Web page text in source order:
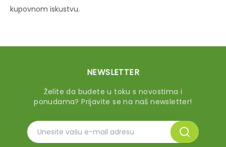
kupovnom iskustvu.
NEWSLETTER
Želite da budete u toku s novostima i
ponudama? Prijavite se na naš newsletter!